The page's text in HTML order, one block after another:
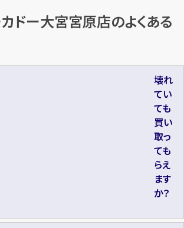
ムミニ コ
ト
32,000円
ハンドバッグ
ドー大宮宮原店のよくある
壊れ
てい
ても
買い
取っ
ても
らえ
ます
か？